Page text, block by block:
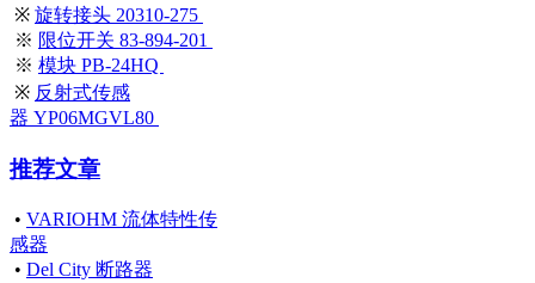
※ 旋转接头 20310-275
※ 限位开关 83-894-201
※ 模块 PB-24HQ
※ 反射式传感
器 YP06MGVL80
推荐文章
• VARIOHM 流体特性传
感器
• Del City 断路器